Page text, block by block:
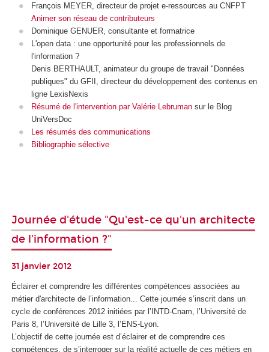
François MEYER, directeur de projet e-ressources au CNFPT
Animer son réseau de contributeurs
Dominique GENUER, consultante et formatrice
L'open data : une opportunité pour les professionnels de
l'information ?
Denis BERTHAULT, animateur du groupe de travail "Données
publiques" du GFII, directeur du développement des contenus en
ligne LexisNexis
Résumé de l'intervention par Valérie Lebrumansur le Blog
UniVersDoc
Les résumés des communications
Bibliographie sélective
Journée d'étude "Qu'est-ce qu'un architecte
de l'information ?"
31 janvier 2012
Éclairer et comprendre les différentes compétences associées au
métier d'architecte de l’information... Cette journée s’inscrit dans un
cycle de conférences 2012 initiées par l’INTD-Cnam, l’Université de
Paris 8, l’Université de Lille 3, l’ENS-Lyon.
L’objectif de cette journée est d’éclairer et de comprendre ces
compétences, de s’interroger sur la réalité actuelle de ces métiers en